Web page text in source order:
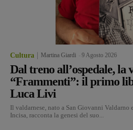
Cultura Martina Giardi 9 Agosto 2026
Dal treno all’ospedale, la
“Frammenti”: il primo
Luca Livi
Il valdarnese, nato a San Giovanni Valdarno
Incisa, racconta la genesi del suo...